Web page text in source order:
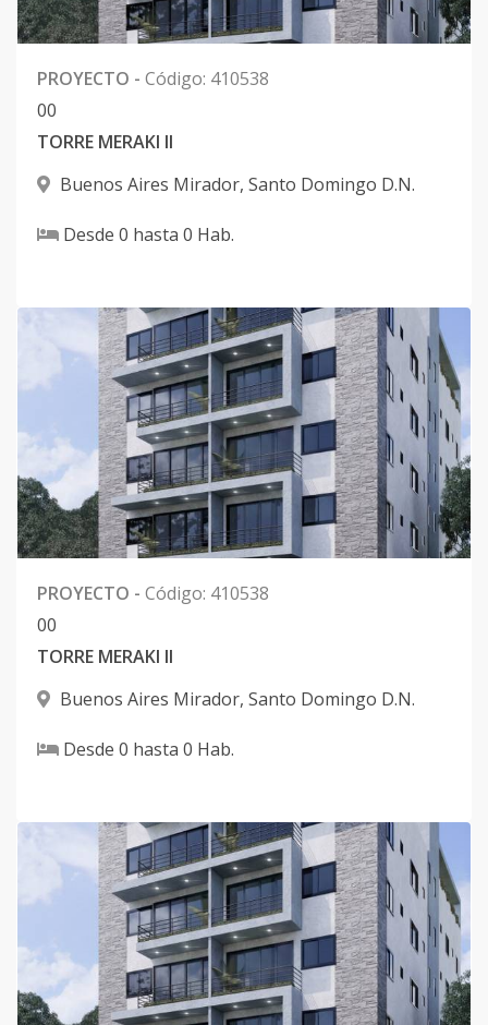
PROYECTO - Código: 410538
00
TORRE MERAKI II
Buenos Aires Mirador, Santo Domingo D.N.
Desde 0 hasta 0 Hab.
PROYECTO - Código: 410538
00
TORRE MERAKI II
Buenos Aires Mirador, Santo Domingo D.N.
Desde 0 hasta 0 Hab.